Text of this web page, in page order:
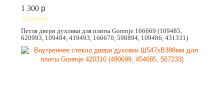
1 300 p
Петля двери духовки для плиты Gorenje 166669 (109485,
620993, 109484, 419493, 166670, 598894, 109486, 431331)